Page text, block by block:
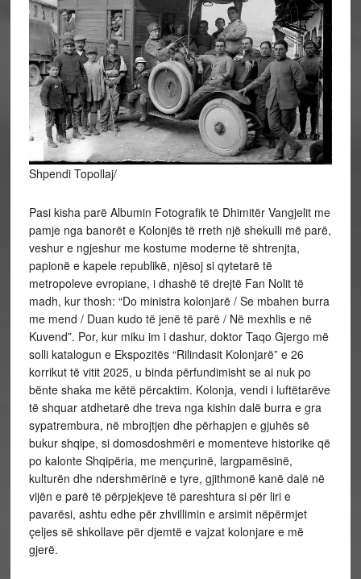
Shpendi Topollaj/
Pasi kisha parë Albumin Fotografik të Dhimitër Vangjelit me
pamje nga banorët e Kolonjës të rreth një shekulli më parë,
veshur e ngjeshur me kostume moderne të shtrenjta,
papionë e kapele republikë, njësoj si qytetarë të
metropoleve evropiane, i dhashë të drejtë Fan Nolit të
madh, kur thosh: “Do ministra kolonjarë / Se mbahen burra
me mend / Duan kudo të jenë të parë / Në mexhlis e në
Kuvend”. Por, kur miku im i dashur, doktor Taqo Gjergo më
solli katalogun e Ekspozitës “Rilindasit Kolonjarë” e 26
korrikut të vitit 2025, u binda përfundimisht se ai nuk po
bënte shaka me këtë përcaktim. Kolonja, vendi i luftëtarëve
të shquar atdhetarë dhe treva nga kishin dalë burra e gra
sypatrembura, në mbrojtjen dhe përhapjen e gjuhës së
bukur shqipe, si domosdoshmëri e momenteve historike që
po kalonte Shqipëria, me mençurinë, largpamësinë,
kulturën dhe ndershmërinë e tyre, gjithmonë kanë dalë në
vijën e parë të përpjekjeve të pareshtura si për liri e
pavarësi, ashtu edhe për zhvillimin e arsimit nëpërmjet
çeljes së shkollave për djemtë e vajzat kolonjare e më
gjerë.